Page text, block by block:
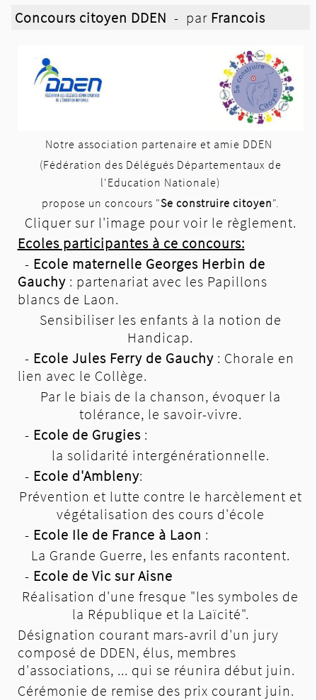
Concours citoyen DDEN - par Francois
Notre association partenaire et amie DDEN
(Fédération des Délégués Départementaux de
l'Education Nationale)
propose un concours "Se construire citoyen".
Cliquer sur l'image pour voir le règlement.
Ecoles participantes à ce concours:
- Ecole maternelle Georges Herbin de
Gauchy : partenariat avec les Papillons
blancs de Laon.
Sensibiliser les enfants à la notion de
Handicap.
- Ecole Jules Ferry de Gauchy : Chorale en
lien avec le Collège.
Par le biais de la chanson, évoquer la
tolérance, le savoir-vivre.
- Ecole de Grugies:
la solidarité intergénérationnelle.
- Ecole d'Ambleny:
Prévention et lutte contre le harcèlement et
végétalisation des cours d'école
- Ecole Ile de France à Laon :
La Grande Guerre, les enfants racontent.
- Ecole de Vic sur Aisne
Réalisation d'une fresque "les symboles de
la République et la Laïcité".
Désignation courant mars-avril d'un jury
composé de DDEN, élus, membres
d'associations, ... qui se réunira début juin.
Cérémonie de remise des prix courant juin.